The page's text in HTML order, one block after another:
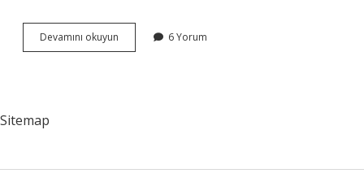
Devamını okuyun
Yenilenebilir
6 Yorum
Sitemap